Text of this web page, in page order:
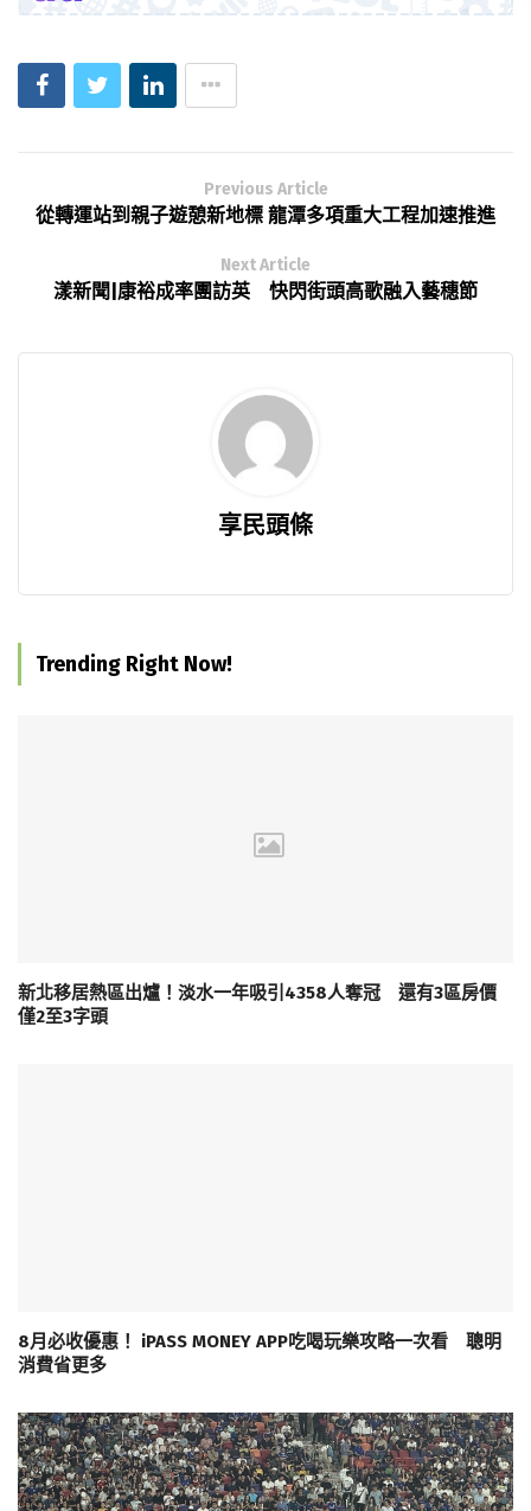
Previous Article
從轉運站到親子遊憩新地標 龍潭多項重大工程加速推進
Next Article
漾新聞|康裕成率團訪英 快閃街頭高歌融入藝穗節
享民頭條
Trending Right Now!
新北移居熱區出爐！淡水一年吸引4358人奪冠 還有3區房價
僅2至3字頭
8月必收優惠！ iPASS MONEY APP吃喝玩樂攻略一次看 聰明
消費省更多